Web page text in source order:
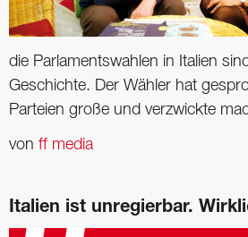
die Parlamentswahlen in Italien
Geschichte. Der Wähler hat
Parteien große und verzwickte
von ff media
Italien ist unregierbar.